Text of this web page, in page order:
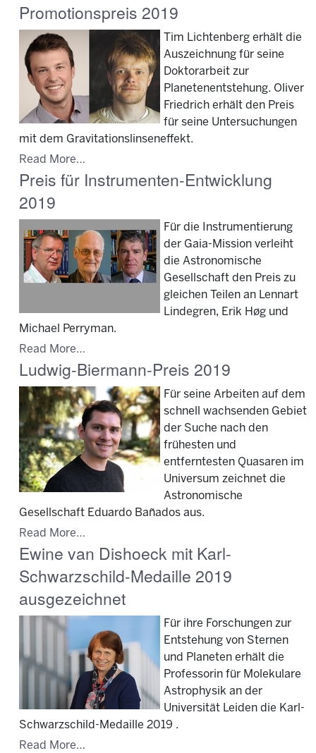
Promotionspreis 2019
Tim Lichtenberg erhält die
Auszeichnung für seine
Doktorarbeit zur
Planetenentstehung. Oliver
Friedrich erhält den Preis
für seine Untersuchungen
mit dem Gravitationslinseneffekt.
Read More…
Preis für Instrumenten-Entwicklung
2019
Für die Instrumentierung
der Gaia-Mission verleiht
die Astronomische
Gesellschaft den Preis zu
gleichen Teilen an Lennart
Lindegren, Erik Høg und
Michael Perryman.
Read More…
Ludwig-Biermann-Preis 2019
Für seine Arbeiten auf dem
schnell wachsenden Gebiet
der Suche nach den
frühesten und
entferntesten Quasaren im
Universum zeichnet die
Astronomische
Gesellschaft Eduardo Bañados aus.
Read More…
Ewine van Dishoeck mit Karl-
Schwarzschild-Medaille 2019
ausgezeichnet
Für ihre Forschungen zur
Entstehung von Sternen
und Planeten erhält die
Professorin für Molekulare
Astrophysik an der
Universität Leiden die Karl-
Schwarzschild-Medaille 2019 .
Read More…